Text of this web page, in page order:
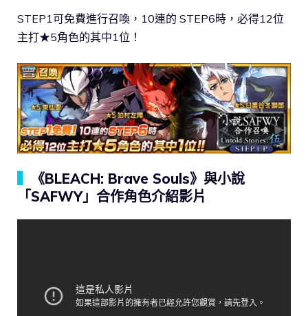
STEP1可免費進行召喚，10連的 STEP6時，必得12位
主打★5角色的其中1位！
《BLEACH: Brave Souls》與小說
「SAFWY」合作角色介紹影片